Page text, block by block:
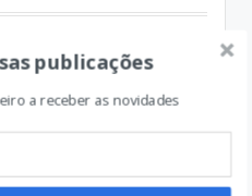
publicações
a receber as novidades